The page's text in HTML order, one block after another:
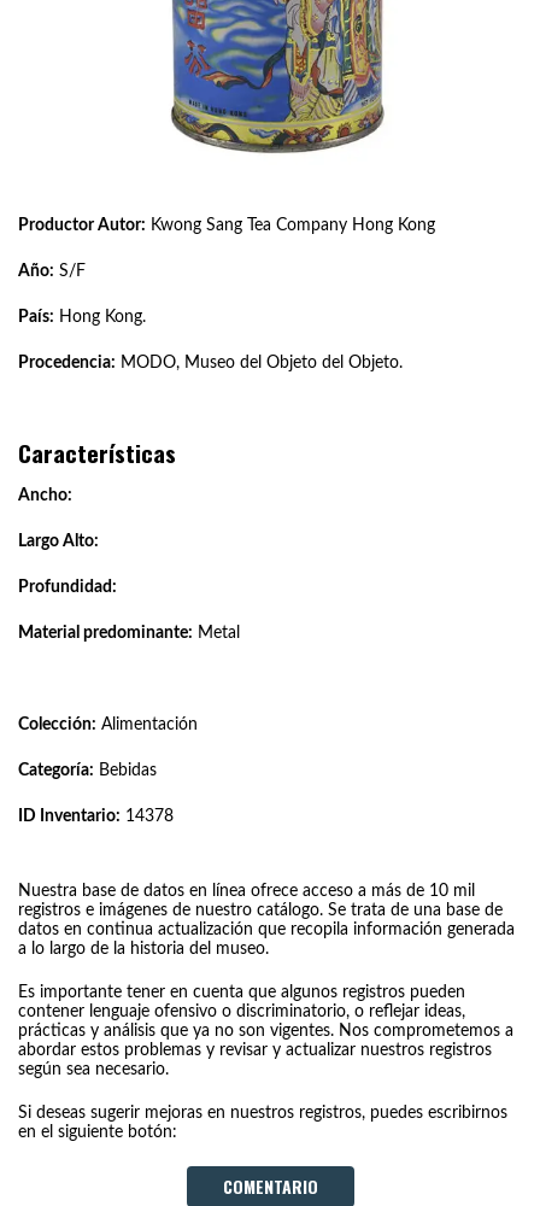
Productor Autor: Kwong Sang Tea Company Hong Kong
Año: S/F
País: Hong Kong.
Procedencia: MODO, Museo del Objeto del Objeto.
Características
Ancho:
Largo Alto:
Profundidad:
Material predominante: Metal
Colección: Alimentación
Categoría: Bebidas
ID Inventario: 14378
Nuestra base de datos en línea ofrece acceso a más de 10 mil
registros e imágenes de nuestro catálogo. Se trata de una base de
datos en continua actualización que recopila información generada
a lo largo de la historia del museo.
Es importante tener en cuenta que algunos registros pueden
contener lenguaje ofensivo o discriminatorio, o reflejar ideas,
prácticas y análisis que ya no son vigentes. Nos comprometemos a
abordar estos problemas y revisar y actualizar nuestros registros
según sea necesario.
Si deseas sugerir mejoras en nuestros registros, puedes escribirnos
en el siguiente botón:
COMENTARIO